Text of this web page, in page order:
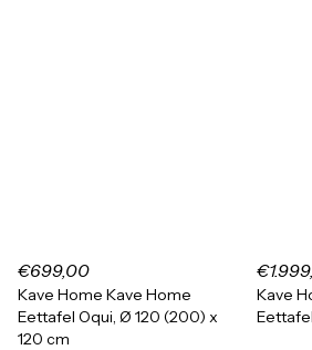
€699,00
Kave Home Kave Home
Eettafel Oqui, Ø 120 (200) x
120 cm
Kave